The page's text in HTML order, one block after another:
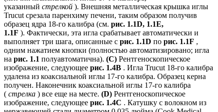
указанный стрелкой ). Внешняя металлическая крышка иглы
Trucut срезала паренхиму печени, таким образом получив
образец ядра 18-го калибра (см. рис. 1.1D, 1.1E,
1.1F ). Фактически, эта игла срабатывает автоматически и
выполняет три шага, описанные с рис. 1.1D по рис. 1.1F ,
одним нажатием кнопки (полностью автоматизировано; игла
на рис. 1.1 полуавтоматична). (C) Рентгеноскопическое
изображение, следующее рис. 1.4B . Игла Trucut 18-го калибра
удалена из коаксиальной иглы 17-го калибра. Образец керна
получен. Наконечник коаксиальной иглы 17-го калибра
( стрелка ) все еще на месте. (D) Рентгеноскопическое
изображение, следующее рис. 1.4C . Катушку с волокном из